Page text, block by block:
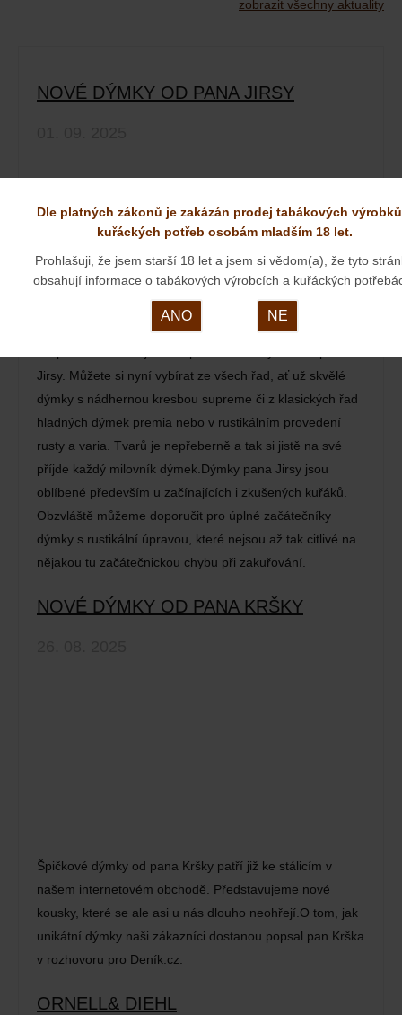
zobrazit všechny aktuality
NOVÉ DÝMKY OD PANA JIRSY
Jirsy. Můžete si nyní vybírat ze všech řad, ať už skvělé
dýmky s nádhernou kresbou supreme či z klasických řad
hladných dýmek premia nebo v rustikálním provedení
rusty a varia. Tvarů je nepřeberně a tak si jistě na své
příjde každý milovník dýmek.Dýmky pana Jirsy jsou
oblíbené především u začínajících i zkušených kuřáků.
Obzvláště můžeme doporučit pro úplné začátečníky
dýmky s rustikální úpravou, které nejsou až tak citlivé na
nějakou tu začátečnickou chybu při zakuřování.
NOVÉ DÝMKY OD PANA KRŠKY
Špičkové dýmky od pana Kršky patří již ke stálicím v
našem internetovém obchodě. Představujeme nové
kousky, které se ale asi u nás dlouho neohřejí.O tom, jak
unikátní dýmky naši zákazníci dostanou popsal pan Krška
v rozhovoru pro Deník.cz:
ORNELL& DIEHL
Dle platných zákonů je zakázán prodej tabákových
kuřáckých potřeb osobám mladším 18 let.
Prohlašuji, že jsem starší 18 let a jsem si vědom(a), že tyto
obsahují informace o tabákových výrobcích a kuřáckých
ANO NE